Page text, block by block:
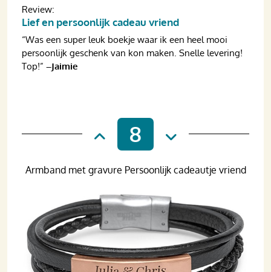
Review:
Lief en persoonlijk cadeau vriend
“Was een super leuk boekje waar ik een heel mooi
persoonlijk geschenk van kon maken. Snelle levering!
Top!” –Jaimie
8
Armband met gravure Persoonlijk cadeautje vriend